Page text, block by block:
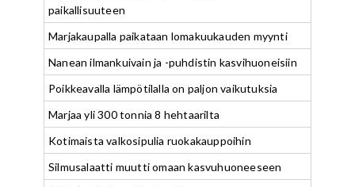
paikallisuuteen
Marjakaupalla paikataan lomakuukauden myynti
Nanean ilmankuivain ja -puhdistin kasvihuoneisiin
Poikkeavalla lämpötilalla on paljon vaikutuksia
Marjaa yli 300 tonnia 8 hehtaarilta
Kotimaista valkosipulia ruokakauppoihin
Silmusalaatti muutti omaan kasvuhuoneeseen